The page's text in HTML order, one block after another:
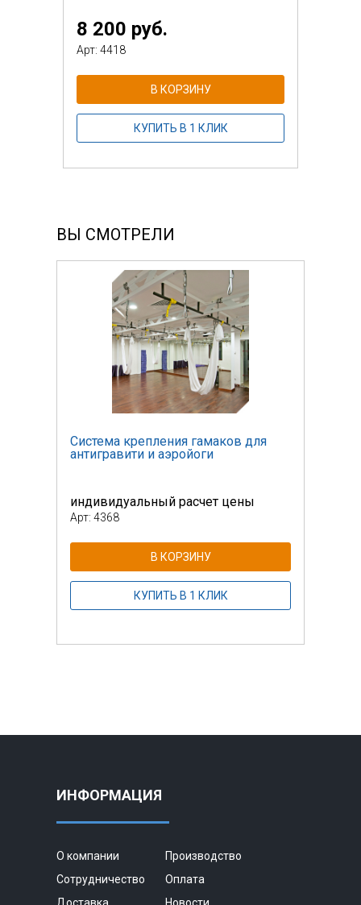
8 200 руб.
Арт: 4418
В КОРЗИНУ
КУПИТЬ В 1 КЛИК
ВЫ СМОТРЕЛИ
Система крепления гамаков для
антигравити и аэройоги
индивидуальный расчет цены
Арт: 4368
В КОРЗИНУ
КУПИТЬ В 1 КЛИК
ИНФОРМАЦИЯ
О компании
Производство
Сотрудничество
Оплата
Доставка
Новости